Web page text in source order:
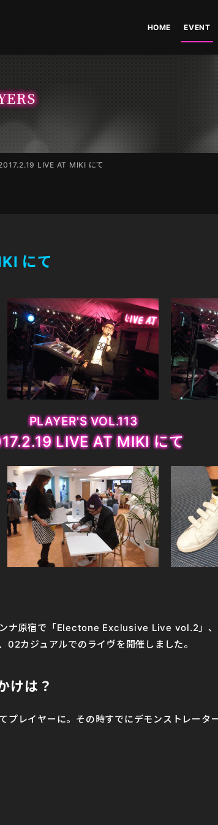
HOME EVENT
LIVE AT MIKI にて
にて
PLAYER'S VOL.113
LIVE AT MIKI にて
ナ原宿で「Electone Exclusive Live vol.2」、
02カジュアルでのライヴを開催しました。
けは？
プレイヤーに。その時すでにデモンストレータ